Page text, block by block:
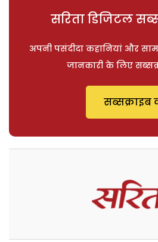
सरिता डिजिटल
अपनी पसंदीदा कहानियां और
जानकारी के लिए
सब्सक्राइब